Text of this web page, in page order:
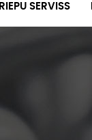
RIEPU SERVISS